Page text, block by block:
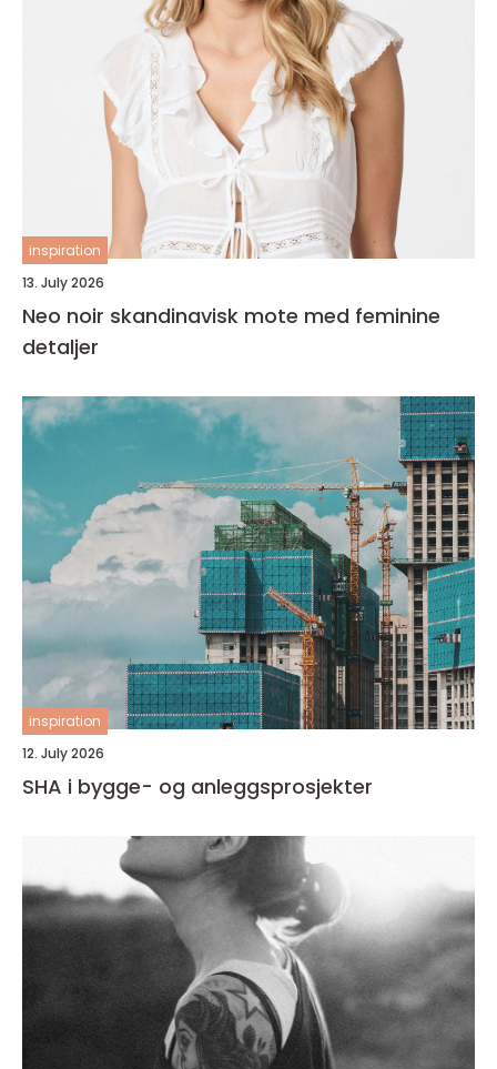
inspiration
13. July 2026
Neo noir skandinavisk mote med feminine
detaljer
inspiration
12. July 2026
SHA i bygge- og anleggsprosjekter